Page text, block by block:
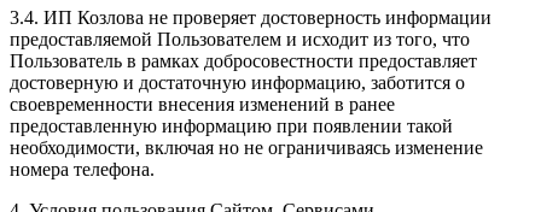
3.4. ИП Козлова не проверяет достоверность информации
предоставляемой Пользователем и исходит из того, что
Пользователь в рамках добросовестности предоставляет
достоверную и достаточную информацию, заботится о
своевременности внесения изменений в ранее
предоставленную информацию при появлении такой
необходимости, включая но не ограничиваясь изменение
номера телефона.